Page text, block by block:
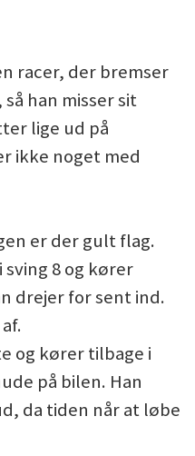
racer, der bremser
han misser sit
lige ud på
ikke noget med
er der gult flag.
8 og kører
drejer for sent ind.
og kører tilbage i
på bilen. Han
da tiden når at løbe